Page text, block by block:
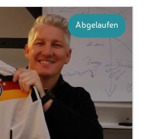
Abgelaufen